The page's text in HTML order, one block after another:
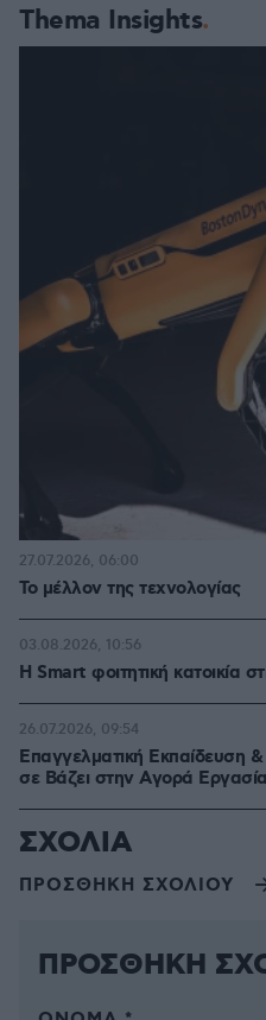
Thema Insights
Το μέλλον της τεχνολογίας
27.07.2026, 06:00
Η Smart φοιτητική κατοικία
03.08.2026, 10:56
Επαγγελματική Εκπαίδευση
σε Bάζει στην Aγορά
26.07.2026, 09:54
ΣΧΟΛΙΑ
ΠΡΟΣΘΗΚΗ ΣΧΟΛΙΟΥ
ΠΡΟΣΘΗΚΗ